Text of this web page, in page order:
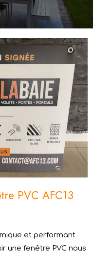
PVC AFC13
et performant
une fenêtre PVC nous